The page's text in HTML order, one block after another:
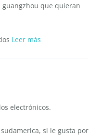
que quieran
Leer más
electrónicos.
si le gusta por